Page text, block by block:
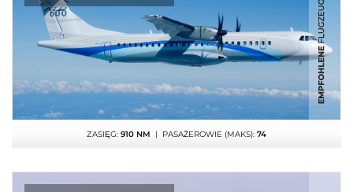
ZASIĘG: 910 NM | PASAŻEROWIE (MAKS): 74